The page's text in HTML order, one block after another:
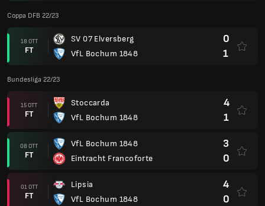
Coppa DFB 22/23
18 OTT
FT
SV 07 Elversberg
VfL Bochum 1848
0
1
Bundesliga 22/23
15 OTT
FT
Stoccarda
VfL Bochum 1848
4
1
08 OTT
FT
VfL Bochum 1848
Eintracht Francoforte
3
0
01 OTT
FT
Lipsia
VfL Bochum 1848
4
0